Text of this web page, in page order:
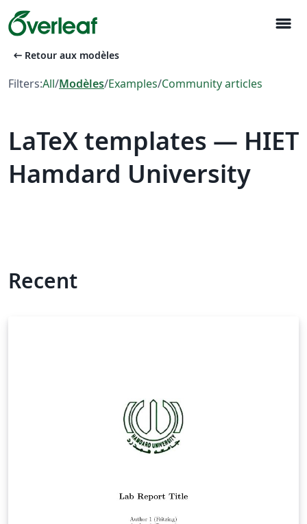
menu
arrow_left_alt Retour aux modèles
Filters:All/Modèles/Examples/Community articles
LaTeX templates — HIET
Hamdard University
Recent